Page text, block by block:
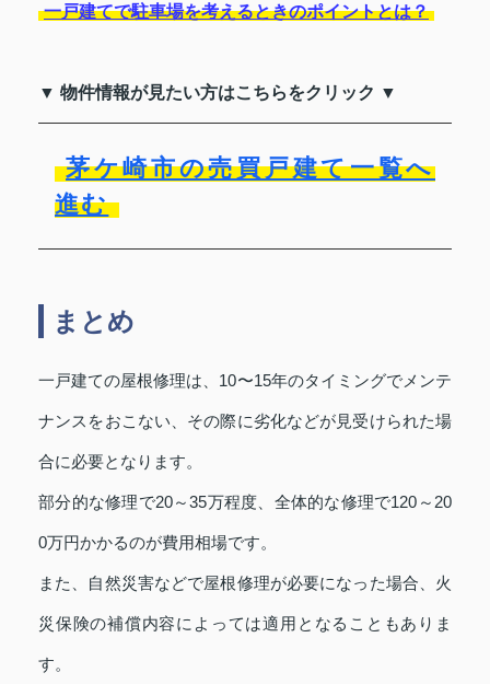
一戸建てで駐車場を考えるときのポイントとは？
▼ 物件情報が見たい方はこちらをクリック ▼
茅ケ崎市の売買戸建て一覧へ
進む
まとめ
一戸建ての屋根修理は、10〜15年のタイミングでメンテ
ナンスをおこない、その際に劣化などが見受けられた場
合に必要となります。
部分的な修理で20～35万程度、全体的な修理で120～20
0万円かかるのが費用相場です。
また、自然災害などで屋根修理が必要になった場合、火
災保険の補償内容によっては適用となることもありま
す。